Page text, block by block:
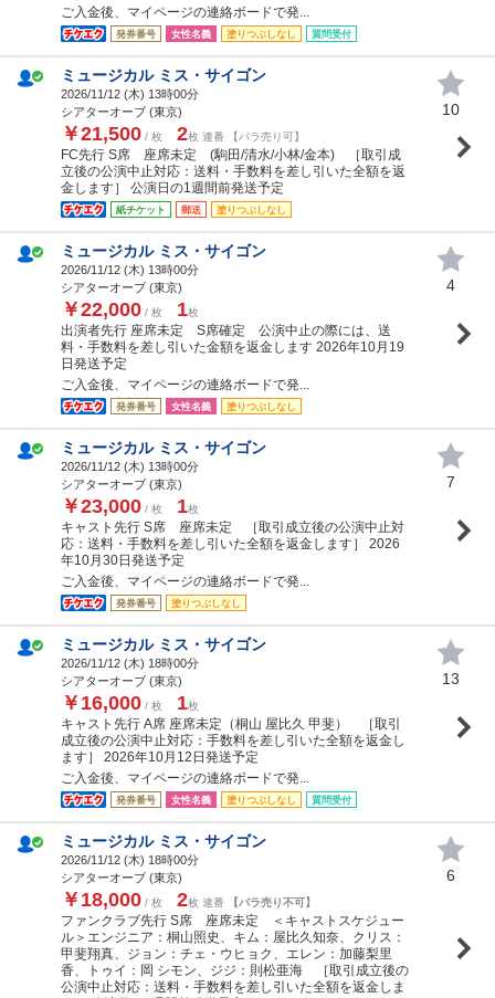
ご入金後、マイページの連絡ボードで発...
発券番号 女性名義 塗りつぶしなし 質問受付
ミュージカル ミス・サイゴン
2026/11/12 (木) 13時00分
シアターオーブ (東京)
￥21,500 / 枚 2枚 連番 【バラ売り可】
FC先行 S席 座席未定 (駒田/清水/小林/金本) ［取引成
立後の公演中止対応：送料・手数料を差し引いた全額を返
金します］ 公演日の1週間前発送予定
紙チケット 郵送 塗りつぶしなし
10
ミュージカル ミス・サイゴン
2026/11/12 (木) 13時00分
シアターオーブ (東京)
￥22,000 / 枚 1枚
出演者先行 座席未定 S席確定 公演中止の際には、送
料・手数料を差し引いた金額を返金します 2026年10月19
日発送予定
ご入金後、マイページの連絡ボードで発...
発券番号 女性名義 塗りつぶしなし
4
ミュージカル ミス・サイゴン
2026/11/12 (木) 13時00分
シアターオーブ (東京)
￥23,000 / 枚 1枚
キャスト先行 S席 座席未定 ［取引成立後の公演中止対
応：送料・手数料を差し引いた全額を返金します］ 2026
年10月30日発送予定
ご入金後、マイページの連絡ボードで発...
発券番号 塗りつぶしなし
7
ミュージカル ミス・サイゴン
2026/11/12 (木) 18時00分
シアターオーブ (東京)
￥16,000 / 枚 1枚
キャスト先行 A席 座席未定（桐山 屋比久 甲斐） ［取引
成立後の公演中止対応：手数料を差し引いた全額を返金し
ます］ 2026年10月12日発送予定
ご入金後、マイページの連絡ボードで発...
発券番号 女性名義 塗りつぶしなし 質問受付
13
ミュージカル ミス・サイゴン
2026/11/12 (木) 18時00分
シアターオーブ (東京)
￥18,000 / 枚 2枚 連番 【バラ売り不可】
ファンクラブ先行 S席 座席未定 ＜キャストスケジュー
ル＞エンジニア：桐山照史、キム：屋比久知奈、クリス：
甲斐翔真、ジョン：チェ・ウヒョク、エレン：加藤梨里
香、トゥイ：岡 シモン、ジジ：則松亜海 ［取引成立後の
公演中止対応：送料・手数料を差し引いた全額を返金しま
6